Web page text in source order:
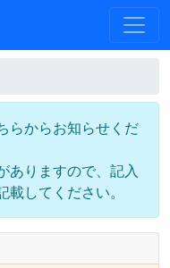
らからお知らせくだ
ありますので、記入
してください。